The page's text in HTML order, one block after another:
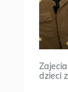
dzieci